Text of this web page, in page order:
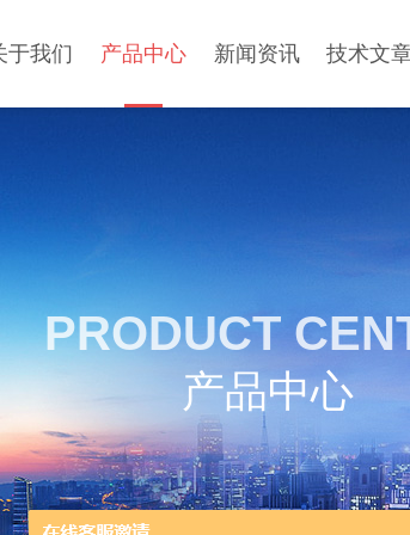
于我们 产品中心 新闻资讯 技术文
PRODUCT
产品中心